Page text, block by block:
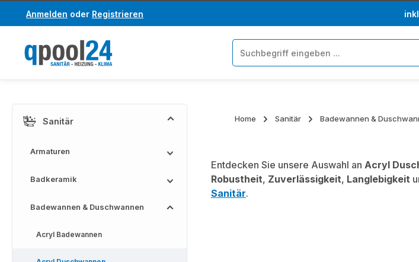
Hauptinhalt springen
Zur Suche springen
Anmelden oder Registrieren
Sanitär
Armaturen
Badkeramik
Badewannen & Duschwannen
Acryl Badewannen
Home Sanitär Badewannen &
Entdecken Sie unsere Auswahl an Acryl
Robustheit, Zuverlässigkeit, Langlebigkeit
Sanitär.